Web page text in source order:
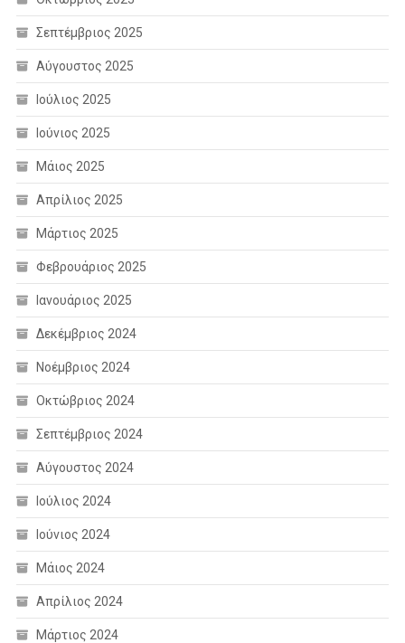
Σεπτέμβριος 2025
Αύγουστος 2025
Ιούλιος 2025
Ιούνιος 2025
Μάιος 2025
Απρίλιος 2025
Μάρτιος 2025
Φεβρουάριος 2025
Ιανουάριος 2025
Δεκέμβριος 2024
Νοέμβριος 2024
Οκτώβριος 2024
Σεπτέμβριος 2024
Αύγουστος 2024
Ιούλιος 2024
Ιούνιος 2024
Μάιος 2024
Απρίλιος 2024
Μάρτιος 2024